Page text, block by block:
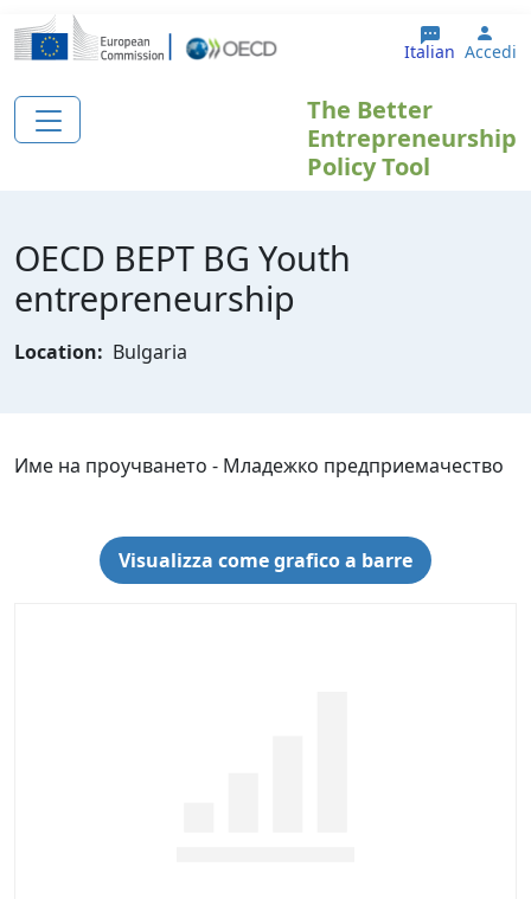
Salta al contenuto principale
Italian Accedi
The Better
Entrepreneurship
Policy Tool
OECD BEPT BG Youth
entrepreneurship
Location: Bulgaria
Име на проучването - Младежко предприемачество
Visualizza come grafico a barre